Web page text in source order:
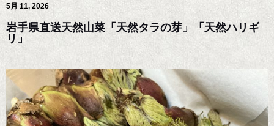
5月 11, 2026
岩手県直送天然山菜「天然タラの芽」「天然ハリギ
リ」